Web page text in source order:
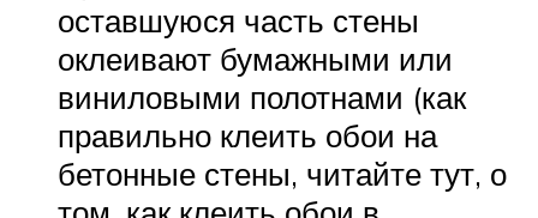
оставшуюся часть стены
оклеивают бумажными или
виниловыми полотнами (как
правильно клеить обои на
бетонные стены, читайте тут, о